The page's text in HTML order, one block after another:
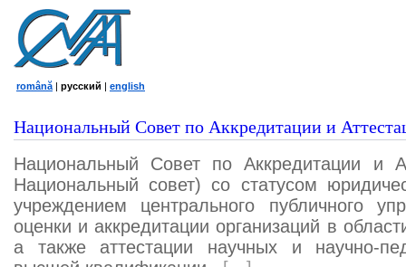
română | русский | english
Национальный Совет по Аккредитации и
Национальный Совет по Аккредитации и
Национальный совет) со статусом
учреждением центрального публичного
оценки и аккредитации организаций в
а также аттестации научных и научно-